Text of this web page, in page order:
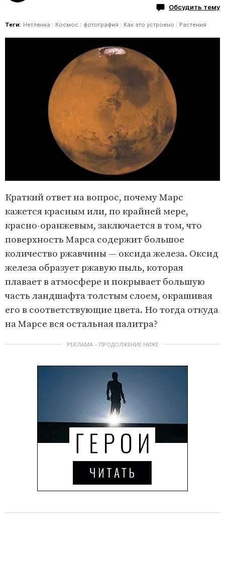
Обсудить тему
Теги: Нетленка Космос фотография Как это устроено Растения
Краткий ответ на вопрос, почему Марс
кажется красным или, по крайней мере,
красно-оранжевым, заключается в том, что
поверхность Марса содержит большое
количество ржавчины — оксида железа. Оксид
железа образует ржавую пыль, которая
плавает в атмосфере и покрывает большую
часть ландшафта толстым слоем, окрашивая
его в соответствующие цвета. Но тогда откуда
на Марсе вся остальная палитра?
РЕКЛАМА – ПРОДОЛЖЕНИЕ НИЖЕ